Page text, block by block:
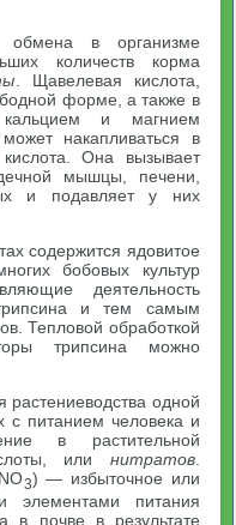
обмена в организме
количеств корма
. Щавелевая кислота,
форме, а также в
и магнием
накапливаться в
Она вызывает
мышцы, печени,
и подавляет у них
содержится ядовитое
бобовых культур
деятельность
и тем самым
Тепловой обработкой
трипсина можно
растениеводства одной
с питанием человека и
в растительной
или нитратов.
3) — избыточное или
элементами питания
в почве в результате